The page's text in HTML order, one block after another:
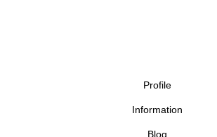
Profile
Information
Blog